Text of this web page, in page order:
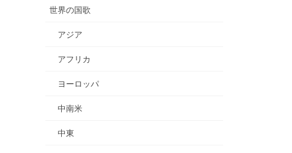
世界の国歌
アジア
アフリカ
ヨーロッパ
中南米
中東